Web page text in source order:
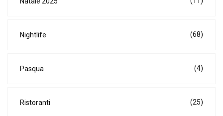
Nightlife (68)
Pasqua (4)
Ristoranti (25)